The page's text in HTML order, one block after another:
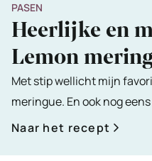
PASEN
Heerlijke en
Lemon
Met stip wellicht mijn
meringue. En ook nog
Naar het recept